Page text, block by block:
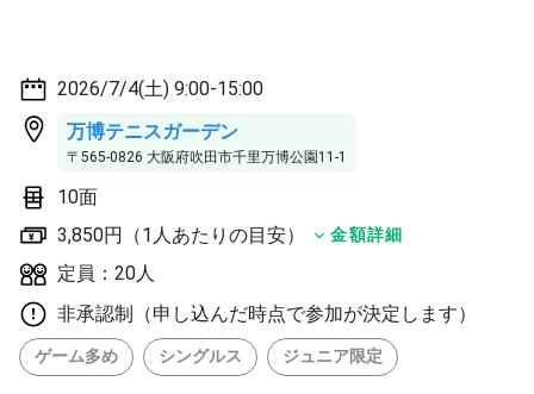
2026/7/4(土) 9:00-15:00
万博テニスガーデン
〒565-0826 大阪府吹田市千里万博公園11-1
10面
3,850円（1人あたりの目安）
金額詳細
定員：20人
非承認制（申し込んだ時点で参加が決定します）
ゲーム多め シングルス ジュニア限定